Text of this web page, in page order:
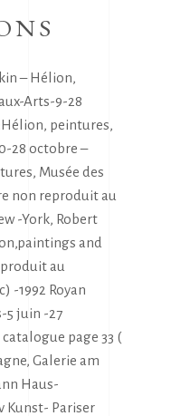
– Hélion,
Arts-9-28
peintures,
28 octobre –
Musée des
non reproduit au
-York, Robert
and
au
-1992 Royan
5 juin -27
page 33 (
Galerie am
Haus-
Kunst- Pariser